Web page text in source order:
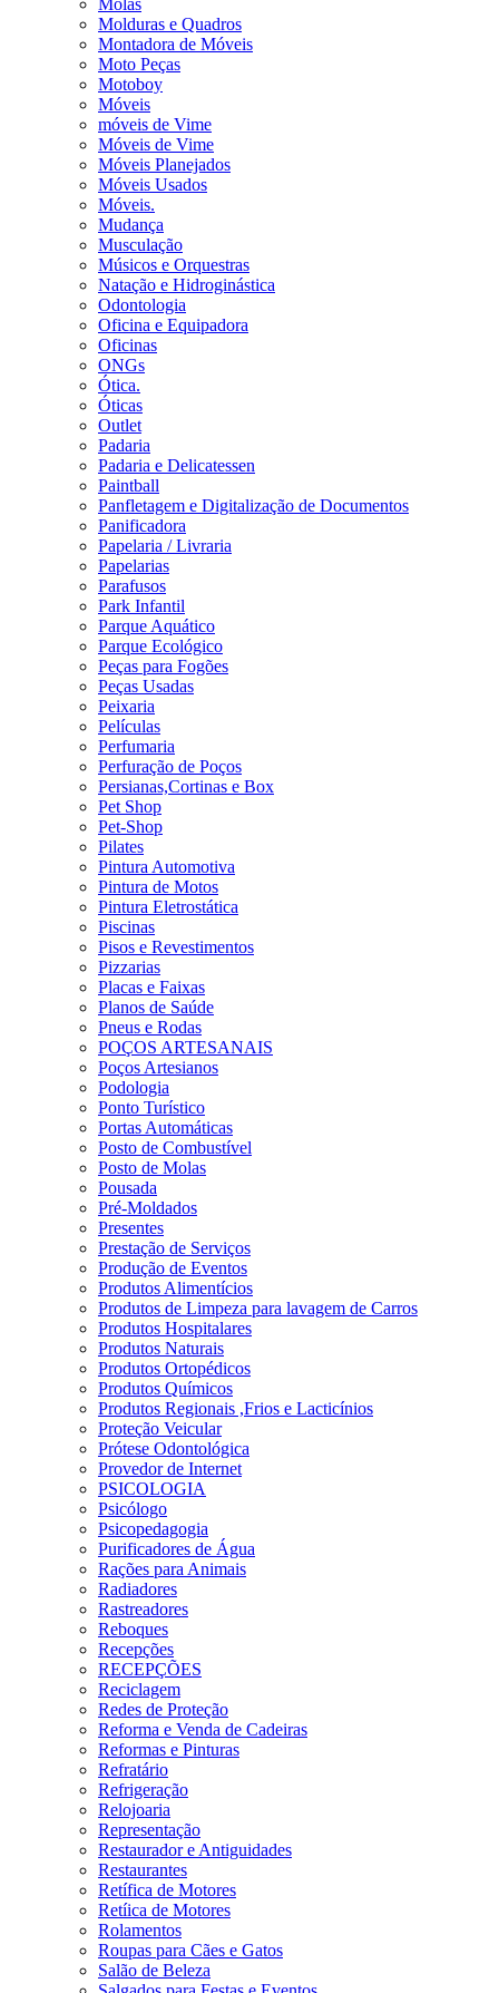
Molas
Molduras e Quadros
Montadora de Móveis
Moto Peças
Motoboy
Móveis
móveis de Vime
Móveis de Vime
Móveis Planejados
Móveis Usados
Móveis.
Mudança
Musculação
Músicos e Orquestras
Natação e Hidroginástica
Odontologia
Oficina e Equipadora
Oficinas
ONGs
Ótica.
Óticas
Outlet
Padaria
Padaria e Delicatessen
Paintball
Panfletagem e Digitalização de Documentos
Panificadora
Papelaria / Livraria
Papelarias
Parafusos
Park Infantil
Parque Aquático
Parque Ecológico
Peças para Fogões
Peças Usadas
Peixaria
Películas
Perfumaria
Perfuração de Poços
Persianas,Cortinas e Box
Pet Shop
Pet-Shop
Pilates
Pintura Automotiva
Pintura de Motos
Pintura Eletrostática
Piscinas
Pisos e Revestimentos
Pizzarias
Placas e Faixas
Planos de Saúde
Pneus e Rodas
POÇOS ARTESANAIS
Poços Artesianos
Podologia
Ponto Turístico
Portas Automáticas
Posto de Combustível
Posto de Molas
Pousada
Pré-Moldados
Presentes
Prestação de Serviços
Produção de Eventos
Produtos Alimentícios
Produtos de Limpeza para lavagem de Carros
Produtos Hospitalares
Produtos Naturais
Produtos Ortopédicos
Produtos Químicos
Produtos Regionais ,Frios e Lacticínios
Proteção Veicular
Prótese Odontológica
Provedor de Internet
PSICOLOGIA
Psicólogo
Psicopedagogia
Purificadores de Água
Rações para Animais
Radiadores
Rastreadores
Reboques
Recepções
RECEPÇÕES
Reciclagem
Redes de Proteção
Reforma e Venda de Cadeiras
Reformas e Pinturas
Refratário
Refrigeração
Relojoaria
Representação
Restaurador e Antiguidades
Restaurantes
Retífica de Motores
Retíica de Motores
Rolamentos
Roupas para Cães e Gatos
Salão de Beleza